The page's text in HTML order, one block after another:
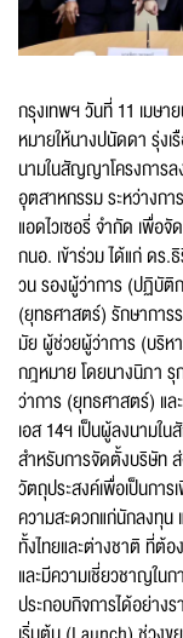
กรุงเทพฯ วันที่ 11 เมษ
หมายให้นางปนัดดา รุ่ง
นามในสัญญาโครงการล
อุตสาหกรรม ระหว่างกา
แอดไวเซอรี่ จำกัด เพื่อ
กนอ. เข้าร่วม ได้แก่ ดร
วน รองผู้ว่าการ (ปฏิบัติ
(ยุทธศาสตร์) รักษากา
มัย ผู้ช่วยผู้ว่าการ (บริ
กฎหมาย โดยนางนิภา
ว่าการ (ยุทธศาสตร์) แล
เอส 14ฯ เป็นผู้ลงนาม
สำหรับการจัดตั้งบริษัท
วัตถุประสงค์เพื่อเป็นกา
ความสะดวกแก่นักลงทุน
ทั้งไทยและต่างชาติ ที่ต้
และมีความเชี่ยวชาญใน
ประกอบกิจการได้อย่าง
Firstname*
Lastname*
Phone Number
Email*